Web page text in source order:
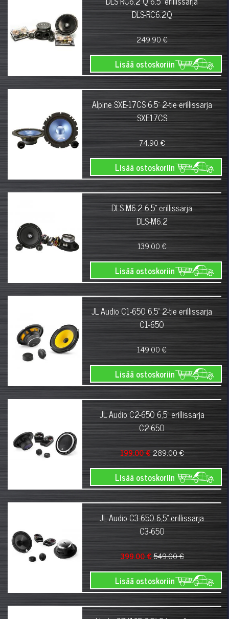
DLS-RC6.2Q
249.90 €
Lisää ostoskoriin
Alpine SXE-17CS 6.5" 2-tie erillissarja
SXE17CS
74.90 €
Lisää ostoskoriin
DLS M6.2 6.5" erillissarja
DLS-M6.2
139.00 €
Lisää ostoskoriin
JL Audio C1-650 6,5" 2-tie erillissarja
C1-650
149.00 €
Lisää ostoskoriin
JL Audio C2-650 6,5" erillissarja
C2-650
199.00 €289.00 €
Lisää ostoskoriin
JL Audio C3-650 6,5" erillissarja
C3-650
399.00 €549.00 €
Lisää ostoskoriin